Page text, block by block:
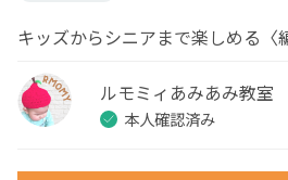
キッズからシニアまで楽しめる〈
ルモミィあみあみ教室
本人確認済み